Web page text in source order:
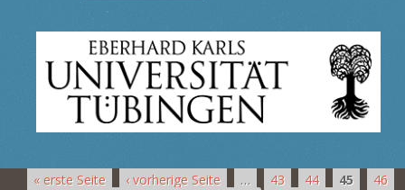
« erste Seite ‹ vorherige Seite … 43 44 45 46